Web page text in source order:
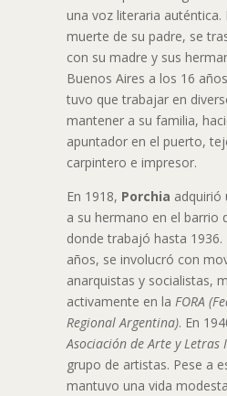
una voz literaria auténtica.
muerte de su padre, se
con su madre y sus
Buenos Aires a los 16
tuvo que trabajar en
mantener a su familia,
apuntador en el puerto,
carpintero e impresor.
En 1918, Porchia adquirió
a su hermano en el barrio
donde trabajó hasta
años, se involucró con
anarquistas y socialistas,
activamente en la FORA
Regional Argentina). En
Asociación de Arte y Letras
grupo de artistas. Pese a
mantuvo una vida